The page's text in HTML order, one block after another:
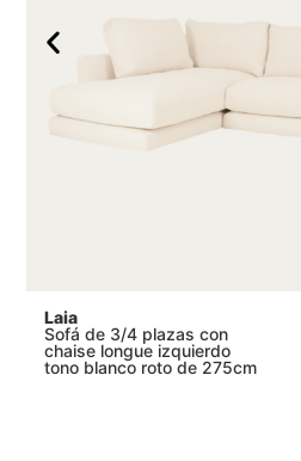
Laia
Sofá de 3/4 plazas con
chaise longue izquierdo
tono blanco roto de 275cm